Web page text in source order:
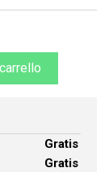
Gratis
Gratis